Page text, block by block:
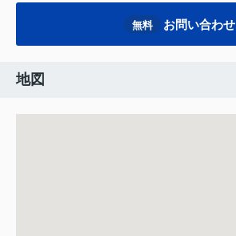
無料 お問い合わせ
地図